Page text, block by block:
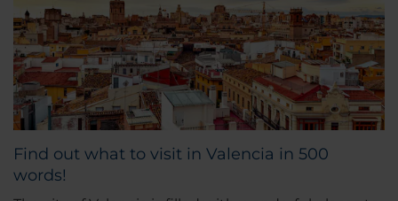
Find out what to visit in Valencia in 500
words!